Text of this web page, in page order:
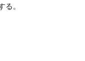
。